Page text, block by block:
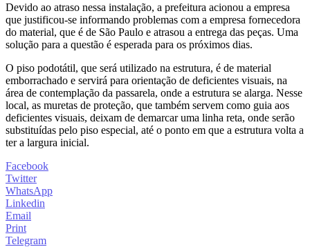
Devido ao atraso nessa instalação, a prefeitura acionou a empresa
que justificou-se informando problemas com a empresa fornecedora
do material, que é de São Paulo e atrasou a entrega das peças. Uma
solução para a questão é esperada para os próximos dias.
O piso podotátil, que será utilizado na estrutura, é de material
emborrachado e servirá para orientação de deficientes visuais, na
área de contemplação da passarela, onde a estrutura se alarga. Nesse
local, as muretas de proteção, que também servem como guia aos
deficientes visuais, deixam de demarcar uma linha reta, onde serão
substituídas pelo piso especial, até o ponto em que a estrutura volta a
ter a largura inicial.
Facebook
Twitter
WhatsApp
Linkedin
Email
Print
Telegram